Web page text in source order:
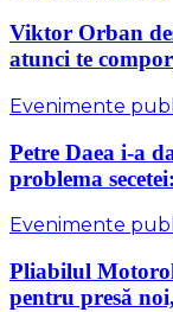
Viktor Orban
atunci te
Evenimente
Petre Daea i-a
problema
Evenimente
Pliabilul
pentru presă